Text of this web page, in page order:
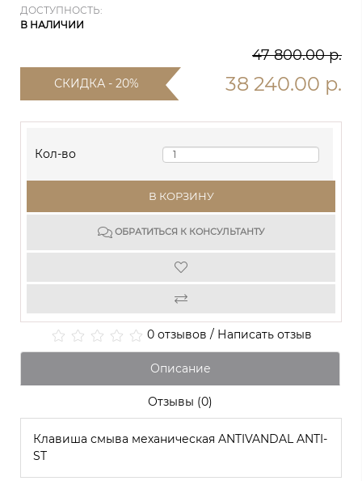
ДОСТУПНОСТЬ:
В НАЛИЧИИ
47 800.00 р.
СКИДКА - 20% 38 240.00 р.
Кол-во
В КОРЗИНУ
ОБРАТИТЬСЯ К КОНСУЛЬТАНТУ
0 отзывов / Написать отзыв
Описание
Отзывы (0)
Клавиша смыва механическая ANTIVANDAL ANTI-
ST